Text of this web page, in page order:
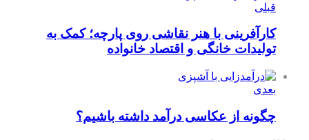
قبلی
کارآفرینی با هنر نقاشی روی پارچه؛ کمک به
تولیدات خانگی و اقتصاد خانواده
بعدی
چگونه از عکاسی درآمد داشته باشیم؟